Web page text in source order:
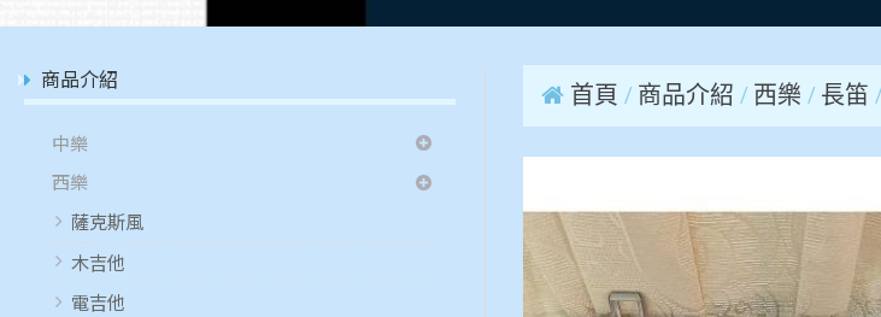
商品介紹
中樂
西樂
薩克斯風
木吉他
電吉他
首頁 商品介紹 西樂 長笛